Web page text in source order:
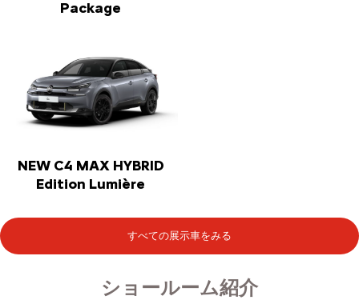
Package
NEW C4 MAX HYBRID
Edition Lumière
すべての展示車をみる
ショールーム紹介